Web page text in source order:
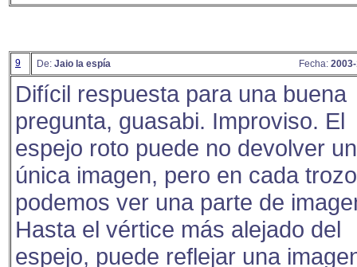
9 De: Jaio la espía Fecha:
Difícil respuesta para una buena
pregunta, guasabi. Improviso. El
espejo roto puede no devolver
única imagen, pero en cada trozo
podemos ver una parte de
Hasta el vértice más alejado del
espejo, puede reflejar una